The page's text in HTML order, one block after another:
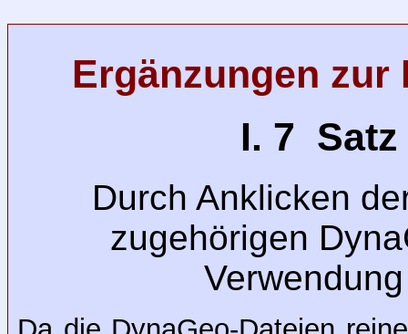
Ergänzungen zur
I. 7 Satz
Durch Anklicken
zugehörigen